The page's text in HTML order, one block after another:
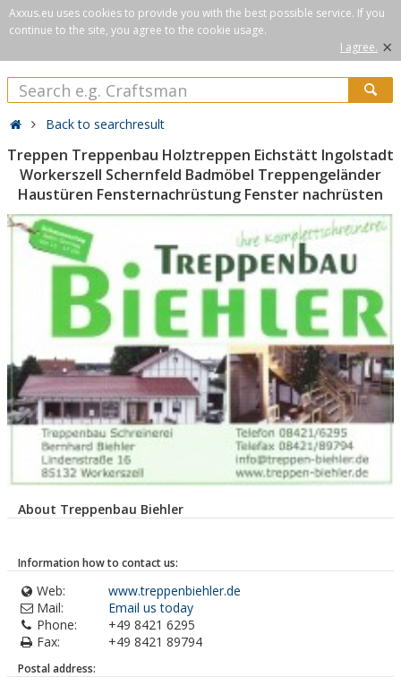
Axxus.eu uses cookies to provide you with the best possible service. If you
continue to the site, you agree to the cookie usage.
I agree. ×
Back to searchresult
Treppen Treppenbau Holztreppen Eichstätt Ingolstadt
Workerszell Schernfeld Badmöbel Treppengeländer
Haustüren Fensternachrüstung Fenster nachrüsten
About Treppenbau Biehler
Information how to contact us:
Web:
www.treppenbiehler.de
Mail:
Email us today
Phone:
+49 8421 6295
Fax:
+49 8421 89794
Postal address: